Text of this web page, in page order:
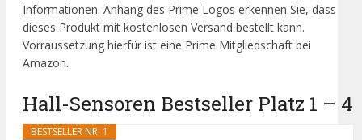
Informationen. Anhang des Prime Logos erkennen Sie, dass
dieses Produkt mit kostenlosen Versand bestellt kann.
Vorraussetzung hierfür ist eine Prime Mitgliedschaft bei
Amazon.
Hall-Sensoren Bestseller Platz 1 – 4
BESTSELLER NR. 1